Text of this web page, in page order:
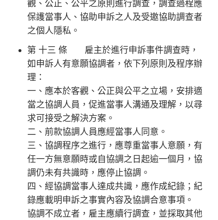
觀、公正、公平之原則進行調查，調查過程應
保護當事人、協助申訴之人及受邀協助調查者
之個人隱私。
第 十三 條 雇主於進行申訴事件調查時，
如申訴人有意願協調者，依下列原則及程序辦
理：
一、應本於客觀、公正與公平之立場，安排適
當之協調人員，促進當事人溝通及理解，以尋
求可接受之解決方案。
二、前款協調人員應經當事人同意。
三、協調程序之進行，應尊重當事人意願，有
任一方無意願時或自協調之日起逾一個月，協
調仍未有共識時，應停止協調。
四、經協調當事人達成共識，應作成紀錄；紀
錄應載明申訴之事實內容及協調合意事項。
協調不成立者，雇主應續行調查，並採取其他